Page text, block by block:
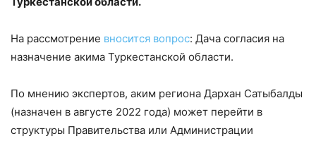
На рассмотрение вносится вопрос: Дача согласия на
назначение акима Туркестанской области.
По мнению экспертов, аким региона Дархан Сатыбалды
(назначен в августе 2022 года) может перейти в
структуры Правительства или Администрации